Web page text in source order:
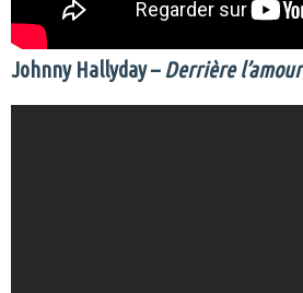
Johnny Hallyday – Derrière l’amour